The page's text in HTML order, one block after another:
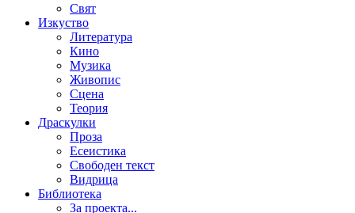
Свят
Изкуство
Литература
Кино
Музика
Живопис
Сцена
Теория
Драскулки
Проза
Есеистика
Свободен текст
Видрица
Библиотека
За проекта...